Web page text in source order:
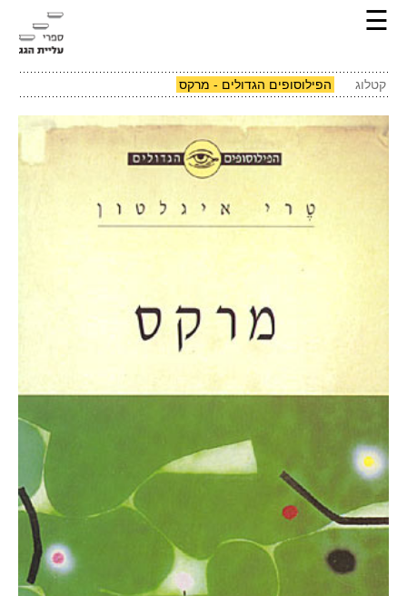
☰
קטלוג הפילוסופים הגדולים - מרקס